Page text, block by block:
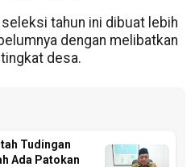
tahun ini dibuat lebih
dengan melibatkan
desa.
Tudingan
Ada Patokan